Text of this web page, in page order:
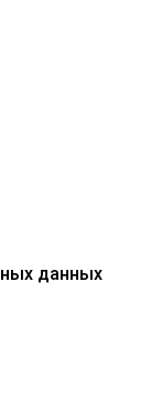
данных